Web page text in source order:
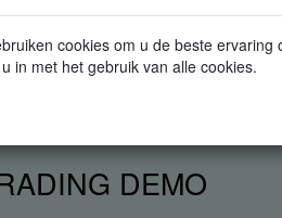
cookies om u de beste ervaring
in met het gebruik van alle cookies.
DEMO